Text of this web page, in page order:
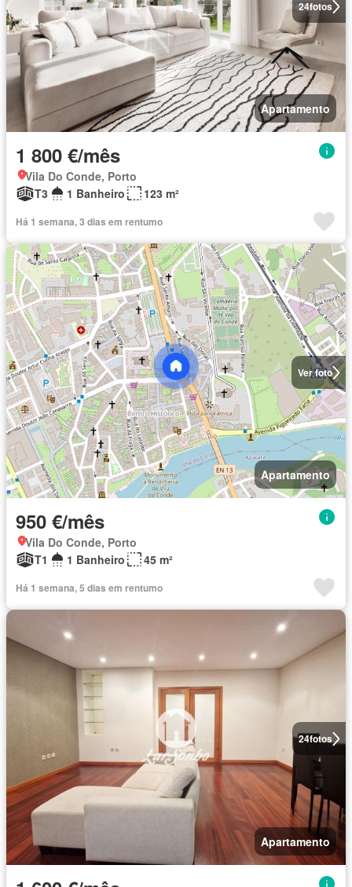
24fotos
Apartamento
1 800 €/mês
Vila Do Conde, Porto
T3
1 Banheiro 123 m²
Há 1 semana, 3 dias em rentumo
Ver foto
Apartamento
950 €/mês
Vila Do Conde, Porto
T1
1 Banheiro 45 m²
Há 1 semana, 5 dias em rentumo
24fotos
Apartamento